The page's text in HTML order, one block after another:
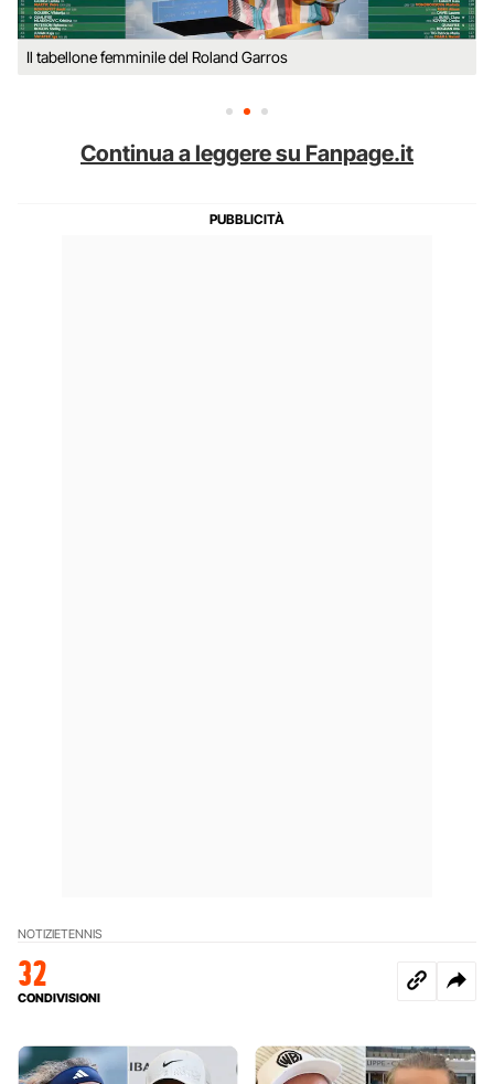
Il tabellone femminile del Roland Garros
Continua a leggere su Fanpage.it
NOTIZIETENNIS
32
CONDIVISIONI